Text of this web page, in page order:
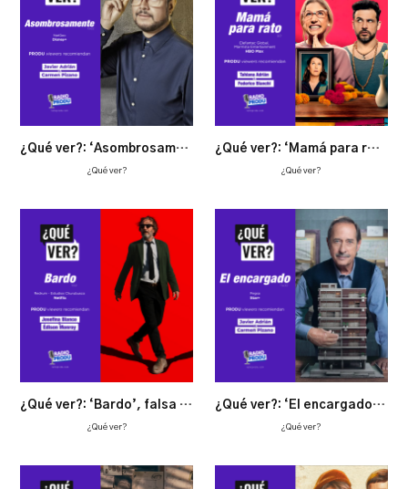
¿Qué ver?: ‘Asombrosamente’, porque no solo de ficción vive el hombre
¿Qué ver?
¿Qué ver?: ‘Mamá para rato’, casi que dan ganas de estar muerto
¿Qué ver?
¿Qué ver?: ‘Bardo’, falsa crónica de unas cuantas verdades
¿Qué ver?
¿Qué ver?: ‘El encargado’, con un humor negro más argentino que el tango mismo
¿Qué ver?